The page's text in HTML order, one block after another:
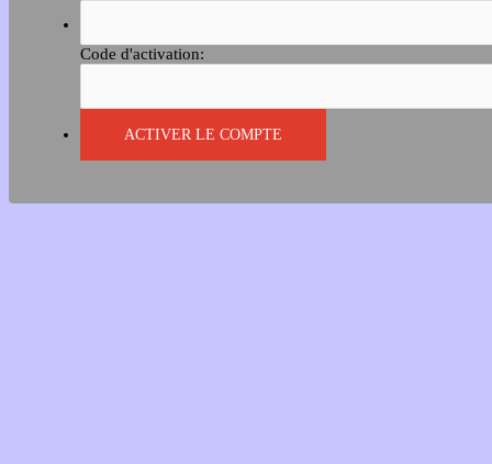
Code d'activation: